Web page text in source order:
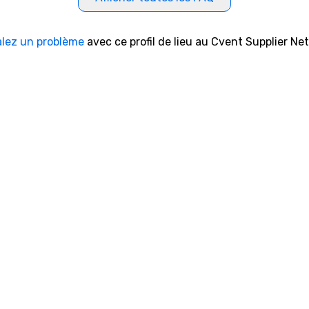
un problème avec ce profil de lieu au Cvent Supplier